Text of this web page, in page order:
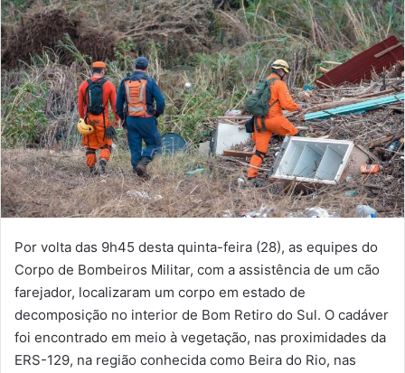
Por volta das 9h45 desta quinta-feira (28), as equipes do
Corpo de Bombeiros Militar, com a assistência de um cão
farejador, localizaram um corpo em estado de
decomposição no interior de Bom Retiro do Sul. O cadáver
foi encontrado em meio à vegetação, nas proximidades da
ERS-129, na região conhecida como Beira do Rio, nas